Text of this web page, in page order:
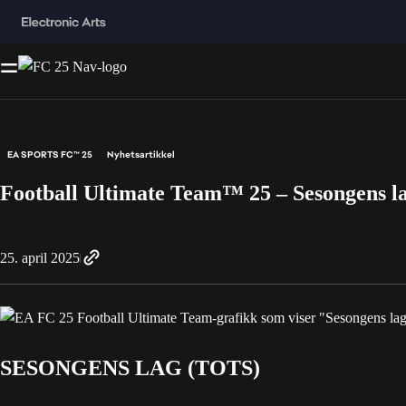
EA SPORTS FC™ 25 Nyhetsartikkel
Football Ultimate Team™ 25 – Sesongens
25. april 2025
SESONGENS LAG (TOTS)